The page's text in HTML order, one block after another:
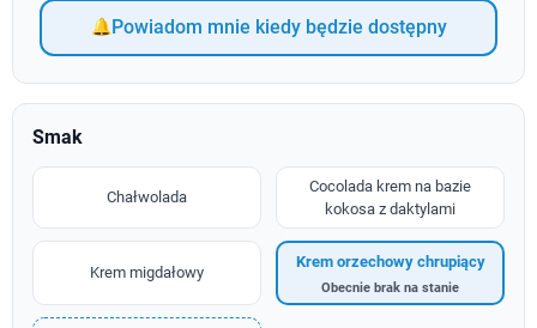
Powiadom mnie kiedy będzie dostępny
Smak
Chałwolada
Cocolada krem na bazie
kokosa z daktylami
Krem migdałowy
Krem orzechowy chrupiący
Obecnie brak na stanie